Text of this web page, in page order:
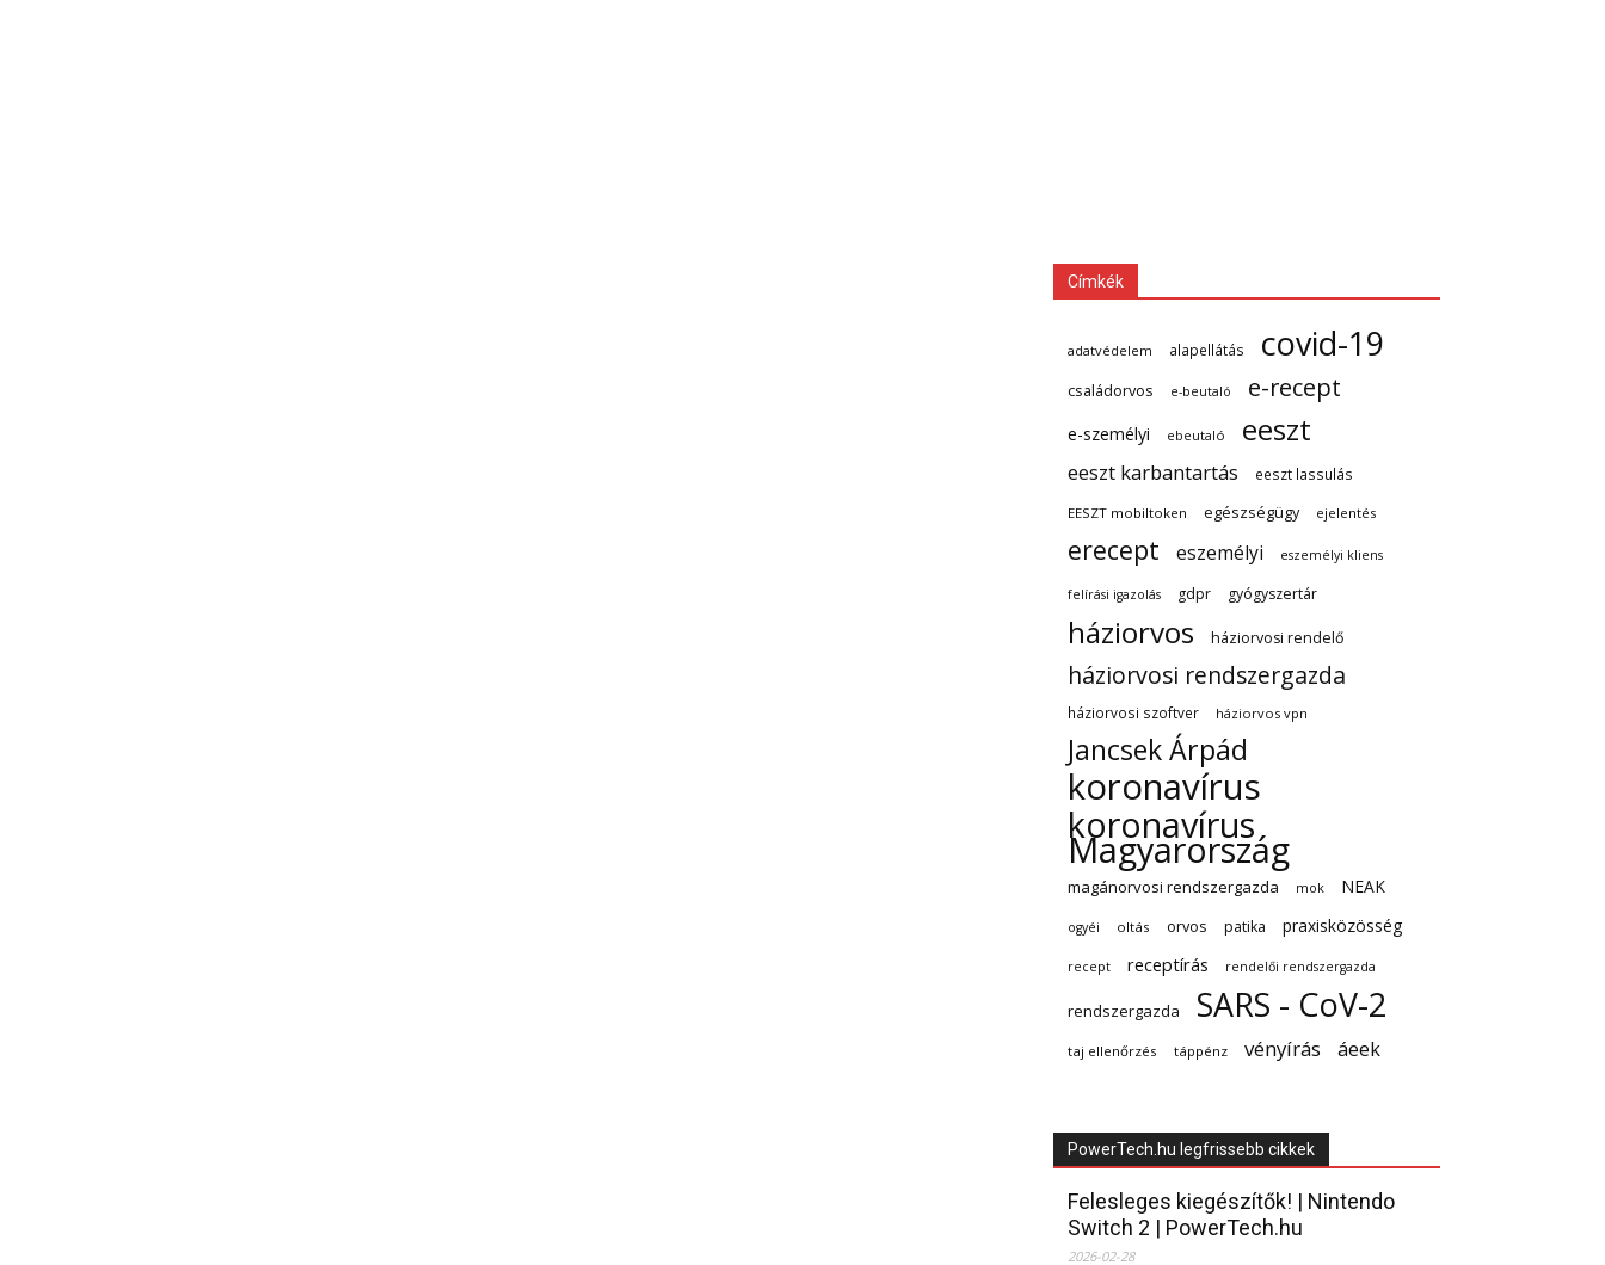
Címkék
adatvédelem alapellátás covid-19
családorvos e-beutaló e-recept
e-személyi ebeutaló eeszt
eeszt karbantartás eeszt lassulás
EESZT mobiltoken egészségügy ejelentés
erecept eszemélyi eszemélyi kliens
felírási igazolás gdpr gyógyszertár
háziorvos háziorvosi rendelő
háziorvosi rendszergazda
háziorvosi szoftver háziorvos vpn
Jancsek Árpád
koronavírus
koronavírus
Magyarország
magánorvosi rendszergazda mok NEAK
ogyéi oltás orvos patika praxisközösség
recept receptírás rendelői rendszergazda
rendszergazda SARS - CoV-2
taj ellenőrzés táppénz vényírás áeek
PowerTech.hu legfrissebb cikkek
Felesleges kiegészítők! | Nintendo
Switch 2 | PowerTech.hu
2026-02-28